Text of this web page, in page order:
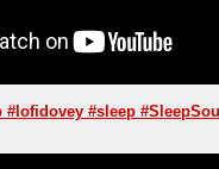
#lofidovey #sleep